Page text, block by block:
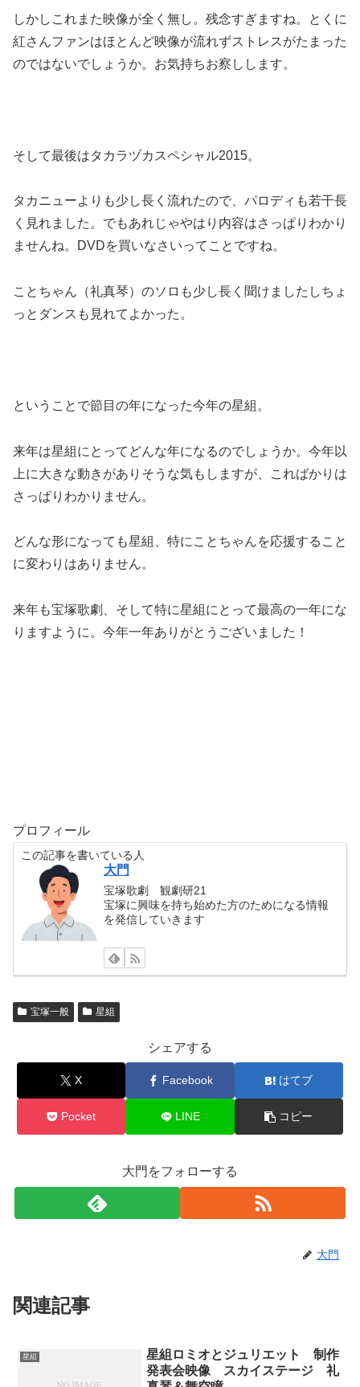
しかしこれまた映像が全く無し。残念すぎますね。とくに
紅さんファンはほとんど映像が流れずストレスがたまった
のではないでしょうか。お気持ちお察しします。
そして最後はタカラヅカスペシャル2015。
タカニューよりも少し長く流れたので、パロディも若干長
く見れました。でもあれじゃやはり内容はさっぱりわかり
ませんね。DVDを買いなさいってことですね。
ことちゃん（礼真琴）のソロも少し長く聞けましたしちょ
っとダンスも見れてよかった。
ということで節目の年になった今年の星組。
来年は星組にとってどんな年になるのでしょうか。今年以
上に大きな動きがありそうな気もしますが、こればかりは
さっぱりわかりません。
どんな形になっても星組、特にことちゃんを応援すること
に変わりはありません。
来年も宝塚歌劇、そして特に星組にとって最高の一年にな
りますように。今年一年ありがとうございました！
プロフィール
この記事を書いている人
大門
宝塚歌劇 観劇研21
宝塚に興味を持ち始めた方のためになる情報
を発信していきます
宝塚一般 星組
シェアする
X Facebook はてブ
Pocket LINE コピー
大門をフォローする
大門
関連記事
星組
星組ロミオとジュリエット 制作
発表会映像 スカイステージ 礼